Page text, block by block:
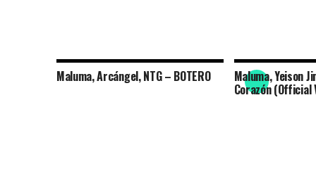
Maluma, Arcángel, NTG – BOTERO Maluma, Yeison
Corazón (Official